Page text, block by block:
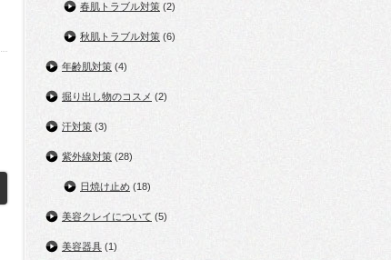
春肌トラブル対策 (2)
秋肌トラブル対策 (6)
年齢肌対策 (4)
掘り出し物のコスメ (2)
汗対策 (3)
紫外線対策 (28)
日焼け止め (18)
美容クレイについて (5)
美容器具 (1)